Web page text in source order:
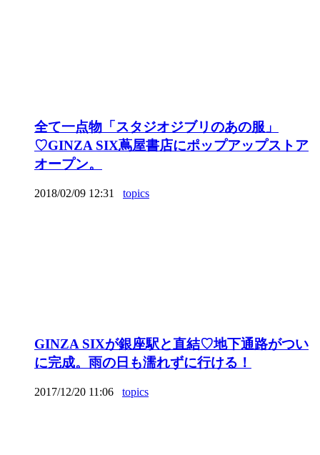
全て一点物「スタジオジブリのあの服」
♡GINZA SIX蔦屋書店にポップアップストア
オープン。
2018/02/09 12:31 topics
GINZA SIXが銀座駅と直結♡地下通路がつい
に完成。雨の日も濡れずに行ける！
2017/12/20 11:06 topics